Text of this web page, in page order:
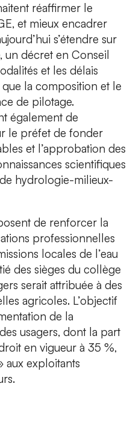
réaffirmer le
et mieux encadrer
s’étendre sur
un décret en Conseil
et les délais
que la composition et le
de pilotage.
également de
le préfet de fonder
et l’approbation des
scientifiques
hydrologie-milieux-
de renforcer la
professionnelles
locales de l’eau
des sièges du collège
serait attribuée à des
agricoles. L’objectif
de la
usagers, dont la part
en vigueur à 35 %,
aux exploitants